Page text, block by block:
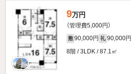
9万円
（管理費5,000円）
敷 90,000円 礼 90,000円
8階 / 3LDK / 87.1㎡